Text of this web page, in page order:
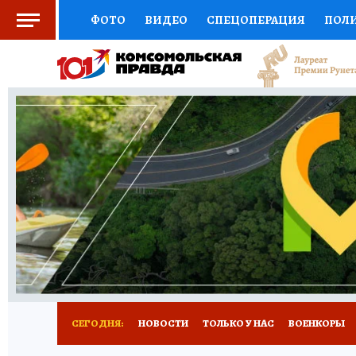
ФОТО ВИДЕО СПЕЦОПЕРАЦИЯ
СОЦПОДДЕРЖКА НАУКА СПЕЦПРОЕКТЫ
НАЦИОНАЛЬНЫЕ ПРОЕКТЫ РОССИИ
ЖЕНСКИЕ СЕКРЕТЫ ПУТЕВОДИТЕЛЬ
ДЕФИЦИТ ЖЕЛЕЗА ПРЕСС-ЦЕНТР
РЕКЛАМА ТЕСТЫ НОВОЕ НА САЙТЕ
СЕГОДНЯ: НОВОСТИ ТОЛЬКО У НАС ВОЕНКОРЫ